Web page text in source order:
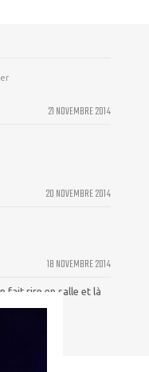
21 NOVEMBRE 2014
20 NOVEMBRE 2014
18 NOVEMBRE 2014
fait rire en salle et là